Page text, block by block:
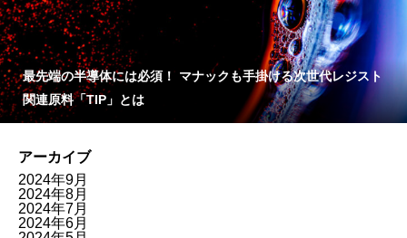
最先端の半導体には必須！ マナックも手掛ける次世代レジスト
関連原料「TIP」とは
アーカイブ
2024年9月
2024年8月
2024年7月
2024年6月